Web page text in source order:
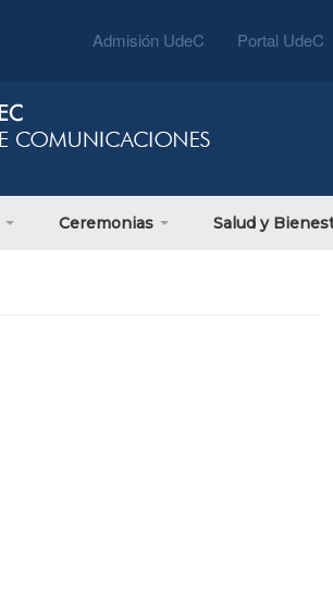
Ceremonias Salud y
Admisión UdeC Portal UdeC